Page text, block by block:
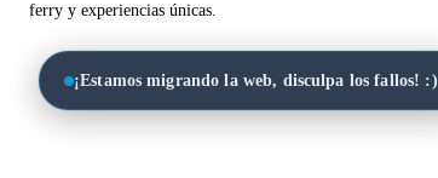
¡Estamos migrando la web, disculpa los fallos! :)
ferry y experiencias únicas.